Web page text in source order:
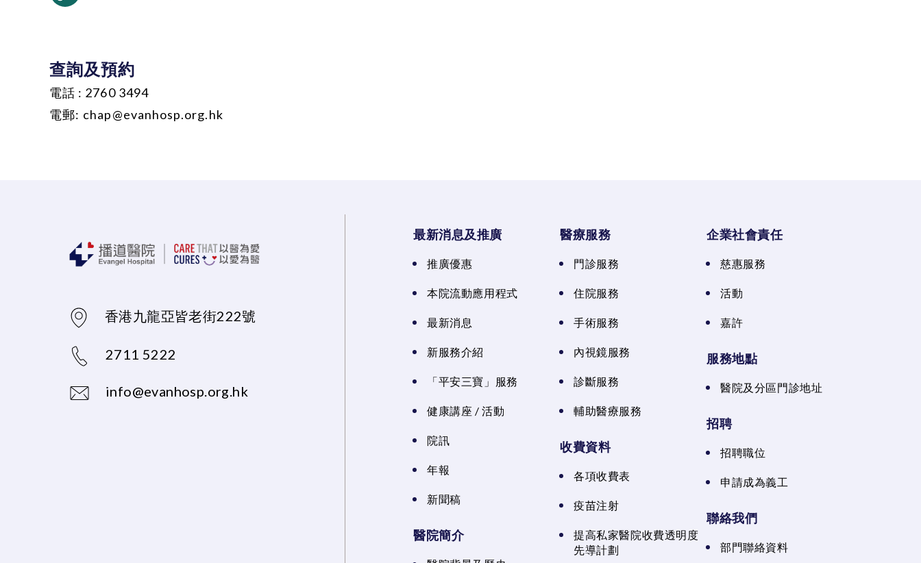
查詢及預約
電話 : 2760 3494
電郵: chap@evanhosp.org.hk
香港九龍亞皆老街222號
2711 5222
info@evanhosp.org.hk
最新消息及推廣
推廣優惠
本院流動應用程式
最新消息
新服務介紹
「平安三寶」服務
健康講座 / 活動
院訊
年報
新聞稿
醫院簡介
醫療服務
門診服務
住院服務
手術服務
內視鏡服務
診斷服務
輔助醫療服務
收費資料
各項收費表
疫苗注射
提高私家醫院收費透明度
先導計劃
企業社會責任
慈惠服務
活動
嘉許
服務地點
醫院及分區門診地址
招聘
招聘職位
申請成為義工
聯絡我們
部門聯絡資料